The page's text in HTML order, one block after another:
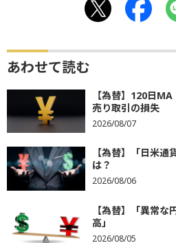
あわせて読む
【為替】120日
売り取引の損失
2026/08/07
【為替】「日米
は？
2026/08/06
【為替】「異常
高」
2026/08/05